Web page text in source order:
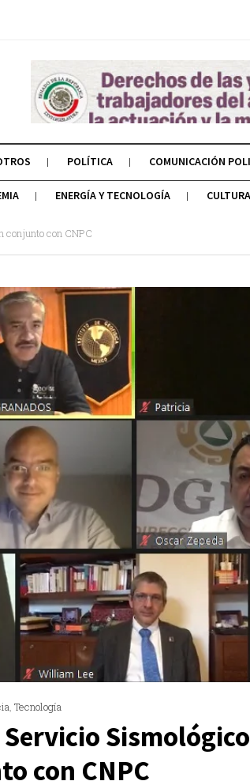
POLÍTICA COMUNICACIÓN
ENERGÍA Y TECNOLOGÍA
con CNPC
, Tecnología
con CNPC